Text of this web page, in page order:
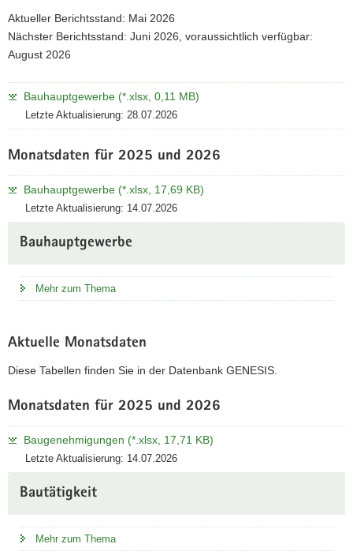
Aktueller Berichtsstand: Mai 2026
Nächster Berichtsstand: Juni 2026, voraussichtlich verfügbar:
August 2026
Bauhauptgewerbe (*.xlsx, 0,11 MB)
Letzte Aktualisierung: 28.07.2026
Monatsdaten für 2025 und 2026
Bauhauptgewerbe (*.xlsx, 17,69 KB)
Letzte Aktualisierung: 14.07.2026
Bauhauptgewerbe
Mehr zum Thema
Aktuelle Monatsdaten
Diese Tabellen finden Sie in der Datenbank GENESIS.
Monatsdaten für 2025 und 2026
Baugenehmigungen (*.xlsx, 17,71 KB)
Letzte Aktualisierung: 14.07.2026
Bautätigkeit
Mehr zum Thema